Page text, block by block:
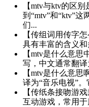
【mtv与ktv的区
到“mtv”和“ktv”
们...
【传组词用传字
具有丰富的含义
【mtv是什么意思
写，中文通常翻译
【mtv是什么意思
译为“音乐电视”
【传纸条接吻游
互动游戏，常用